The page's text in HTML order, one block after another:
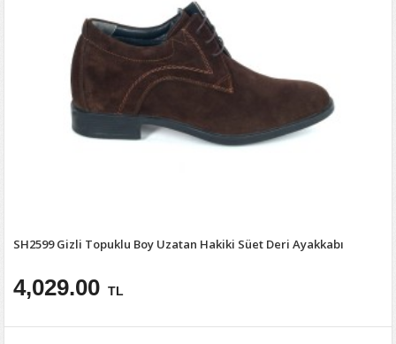
SH2599 Gizli Topuklu Boy Uzatan Hakiki Süet Deri Ayakkabı
4,029.00 TL